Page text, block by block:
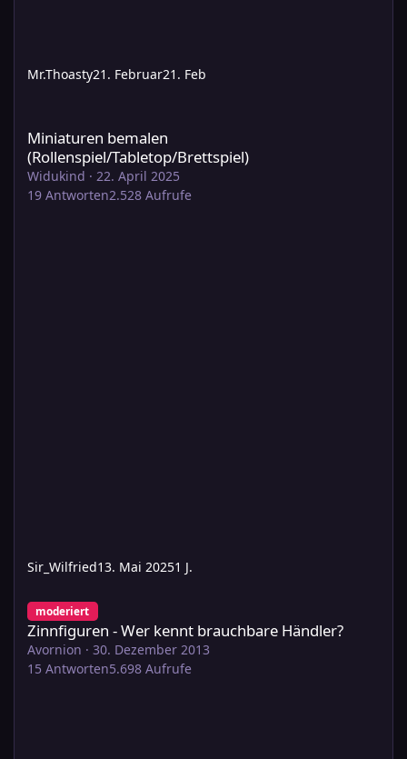
Mr.Thoasty21. Februar21. Feb
Miniaturen bemalen
(Rollenspiel/Tabletop/Brettspiel)
Widukind · 22. April 2025
19 Antworten2.528 Aufrufe
Sir_Wilfried13. Mai 20251 J.
moderiert
Zinnfiguren - Wer kennt brauchbare Händler?
Avornion · 30. Dezember 2013
15 Antworten5.698 Aufrufe